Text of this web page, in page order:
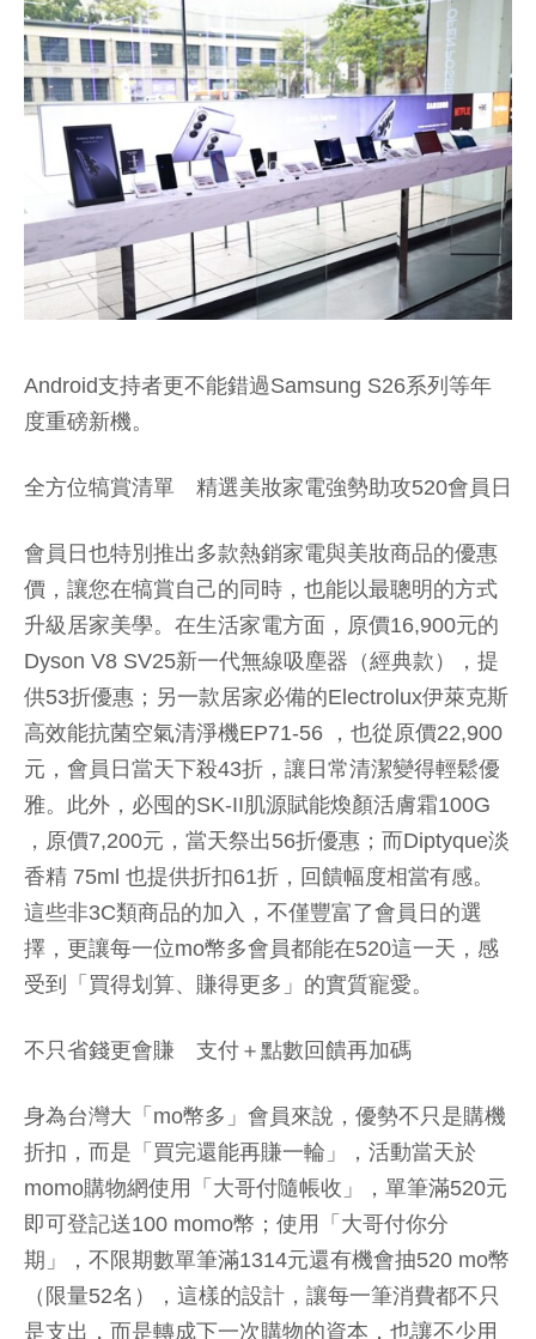
Android支持者更不能錯過Samsung S26系列等年
度重磅新機。
全方位犒賞清單 精選美妝家電強勢助攻520會員日
會員日也特別推出多款熱銷家電與美妝商品的優惠
價，讓您在犒賞自己的同時，也能以最聰明的方式
升級居家美學。在生活家電方面，原價16,900元的
Dyson V8 SV25新一代無線吸塵器（經典款），提
供53折優惠；另一款居家必備的Electrolux伊萊克斯
高效能抗菌空氣清淨機EP71-56 ，也從原價22,900
元，會員日當天下殺43折，讓日常清潔變得輕鬆優
雅。此外，必囤的SK-II肌源賦能煥顏活膚霜100G
，原價7,200元，當天祭出56折優惠；而Diptyque淡
香精 75ml 也提供折扣61折，回饋幅度相當有感。
這些非3C類商品的加入，不僅豐富了會員日的選
擇，更讓每一位mo幣多會員都能在520這一天，感
受到「買得划算、賺得更多」的實質寵愛。
不只省錢更會賺 支付＋點數回饋再加碼
身為台灣大「mo幣多」會員來說，優勢不只是購機
折扣，而是「買完還能再賺一輪」，活動當天於
momo購物網使用「大哥付隨帳收」，單筆滿520元
即可登記送100 momo幣；使用「大哥付你分
期」，不限期數單筆滿1314元還有機會抽520 mo幣
（限量52名），這樣的設計，讓每一筆消費都不只
是支出，而是轉成下一次購物的資本，也讓不少用